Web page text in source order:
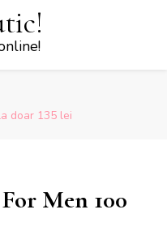
doar 135 lei
Men 100